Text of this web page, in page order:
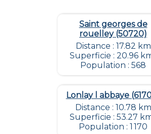
Saint georges de
rouelley (50720)
Distance : 17.82 km
Superficie : 20.96
Population : 568
Lonlay l abbaye
Distance : 10.78 km
Superficie : 53.27
Population : 1 170